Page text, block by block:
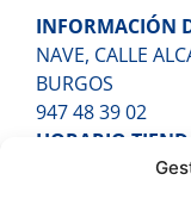
INFORMACIÓN
NAVE, CALLE
BURGOS
947 48 39 02
HORARIO
LUNES A